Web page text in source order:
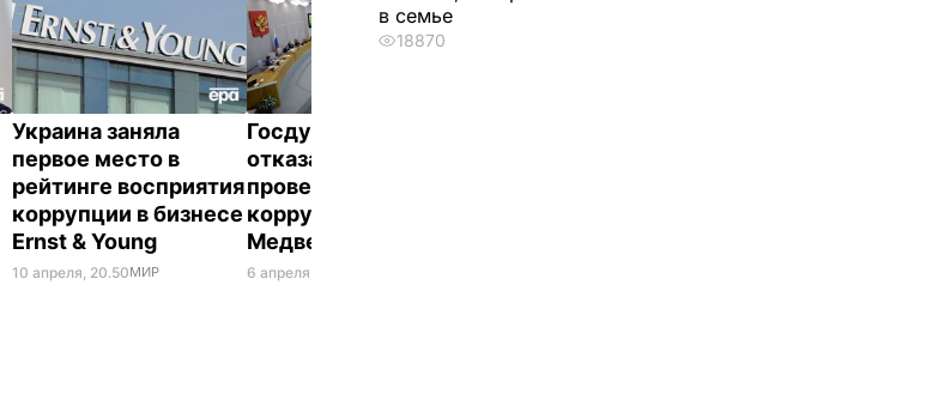
Украина заняла
первое место в
рейтинге восприятия
коррупции в бизнесе
Ernst & Young
10 апреля, 20.50МИР
Госдума РФ
отказалась провести
проверку данных о
коррупции
Медведева
6 апреля, 10.11
в семье
18870